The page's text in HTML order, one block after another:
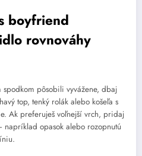
boyfriend
rovnováhy
pôsobili vyvážene, dbaj
top, tenký rolák alebo košeľa s
Ak preferuješ voľnejší vrch, pridaj
opasok alebo rozopnutú